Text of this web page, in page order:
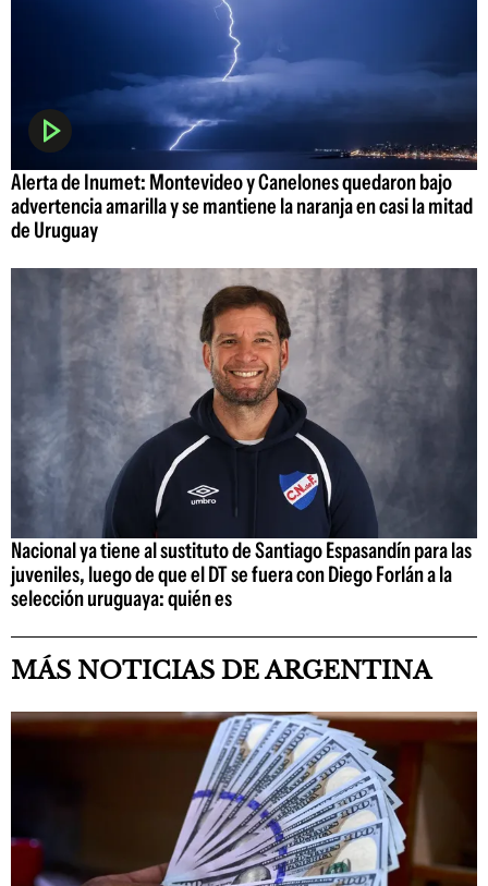
Alerta de Inumet: Montevideo y Canelones quedaron bajo
advertencia amarilla y se mantiene la naranja en casi la mitad
de Uruguay
Nacional ya tiene al sustituto de Santiago Espasandín para las
juveniles, luego de que el DT se fuera con Diego Forlán a la
selección uruguaya: quién es
MÁS NOTICIAS DE ARGENTINA